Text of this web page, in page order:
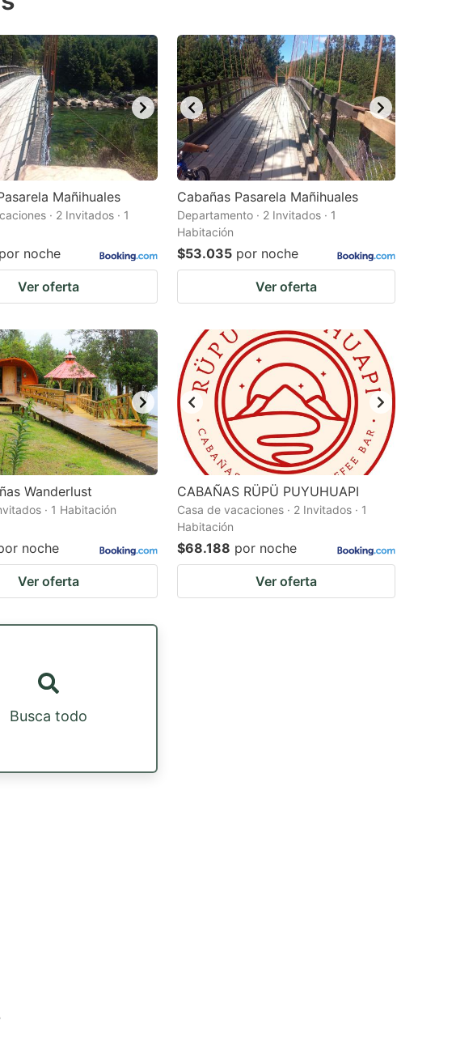
Mañihuales
· 2 Invitados · 1
por noche
Ver oferta
Cabañas Pasarela Mañihuales
Departamento · 2 Invitados · 1
Habitación
$53.035 por noche
Ver oferta
Wanderlust
· 1 Habitación
noche
Ver oferta
CABAÑAS RÜPÜ PUYUHUAPI
Casa de vacaciones · 2 Invitados · 1
Habitación
$68.188 por noche
Ver oferta
Busca todo